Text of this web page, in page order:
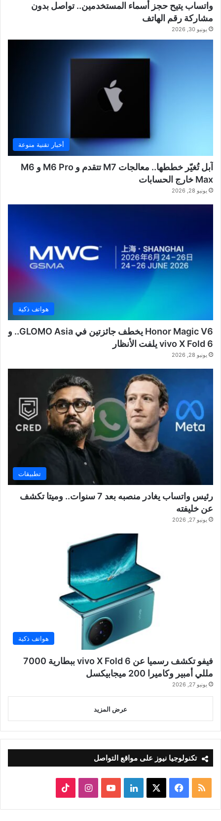
واتساب يتيح حجز أسماء المستخدمين.. تواصل بدون
مشاركة رقم الهاتف
يونيو 30, 2026
أخبار تقنية منوعة
آبل تُغيّر خططها.. معالجات M7 تتقدم و M6 Pro و M6
Max خارج الحسابات
يونيو 28, 2026
هواتف ذكية
Honor Magic V6 يخطف جائزتين في GLOMO Asia.. و
vivo X Fold 6 يلفت الأنظار
يونيو 28, 2026
تطبيقات
رئيس واتساب يغادر منصبه بعد 7 سنوات.. وميتا تكشف
عن خليفته
يونيو 27, 2026
هواتف ذكية
فيفو تكشف رسميا عن vivo X Fold 6 ببطارية 7000
مللي أمبير وكاميرا 200 ميجابيكسل
يونيو 27, 2026
عرض المزيد
تكنولوجيا نيوز على مواقع التواصل
ملخص
الموقع
فيسبوك لينكدإن‫YouTubeانستقرام